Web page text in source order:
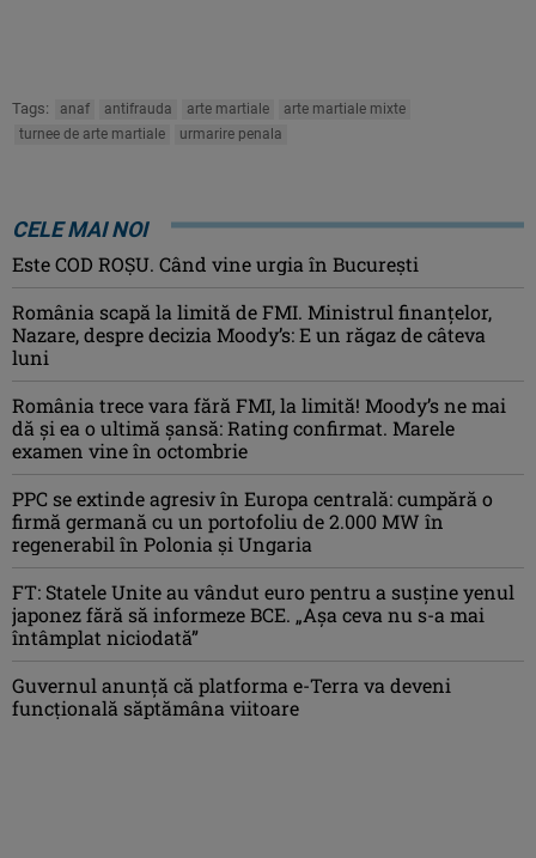
Tags: anaf antifrauda arte martiale
arte martiale mixte
turnee de arte martiale
urmarire penala
CELE MAI NOI
Este COD ROŞU. Când vine urgia în Bucureşti
România scapă la limită de FMI. Ministrul finanțelor,
Nazare, despre decizia Moody’s: E un răgaz de câteva
luni
România trece vara fără FMI, la limită! Moody’s ne mai
dă și ea o ultimă șansă: Rating confirmat. Marele
examen vine în octombrie
PPC se extinde agresiv în Europa centrală: cumpără o
firmă germană cu un portofoliu de 2.000 MW în
regenerabil în Polonia și Ungaria
FT: Statele Unite au vândut euro pentru a susține yenul
japonez fără să informeze BCE. „Așa ceva nu s-a mai
întâmplat niciodată”
Guvernul anunță că platforma e-Terra va deveni
funcţională săptămâna viitoare